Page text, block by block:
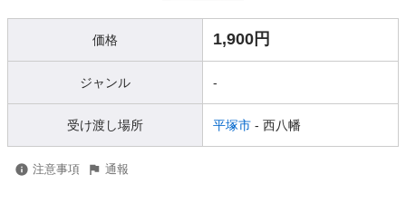
価格 1,900円
ジャンル -
受け渡し場所 平塚市 - 西八幡
注意事項 通報